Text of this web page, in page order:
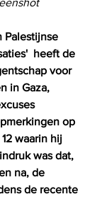
Palestijnse
heeft de
voor
in Gaza,
op
waarin hij
was dat,
na, de
de recente